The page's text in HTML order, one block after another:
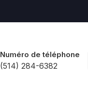
Numéro de téléphone
(514) 284-6382